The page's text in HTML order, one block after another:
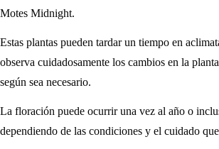
Motes Midnight.
Estas plantas pueden tardar un tiempo en
observa cuidadosamente los cambios en la
según sea necesario.
La floración puede ocurrir una vez al año o
dependiendo de las condiciones y el cuidado